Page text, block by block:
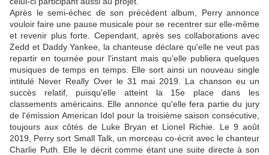
Après le semi-échec de son précèdent album, Perry annonce
vouloir faire une pause musicale pour se recentrer sur elle-même
et revenir plus forte. Cependant, après ses collaborations avec
Zedd et Daddy Yankee, la chanteuse déclare qu'elle ne veut pas
repartir en tournée pour l'instant mais qu'elle publiera quelques
musiques de temps en temps. Elle sort ainsi un nouveau single
intitulé Never Really Over le 31 mai 2019. La chanson eu un
succès relatif, puisqu'elle atteint la 15e place dans les
classements américains. Elle annonce qu'elle fera partie du jury
de l'émission American Idol pour la troisième saison consécutive,
toujours aux côtés de Luke Bryan et Lionel Richie. Le 9 août
2019, Perry sort Small Talk, un morceau co-écrit avec le chanteur
Charlie Puth. Elle le décrit comme étant une suite directe à son